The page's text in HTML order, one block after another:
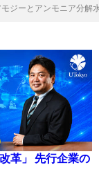
ジーとアンモニア分解
革」 先行企業の